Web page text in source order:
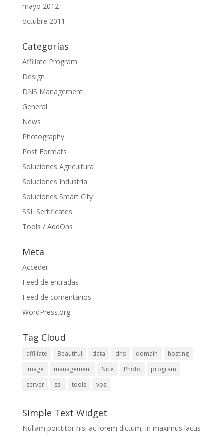
mayo 2012
octubre 2011
Categorías
Affiliate Program
Design
DNS Management
General
News
Photography
Post Formats
Soluciones Agricultura
Soluciones Industria
Soluciones Smart City
SSL Sertificates
Tools / AddOns
Meta
Acceder
Feed de entradas
Feed de comentarios
WordPress.org
Tag Cloud
affiliate Beautiful data dns domain
hosting
Image
management Nice Photo
program
server
ssl tools vps
Simple Text Widget
Nullam porttitor nisi ac lorem dictum, in maximus lacus